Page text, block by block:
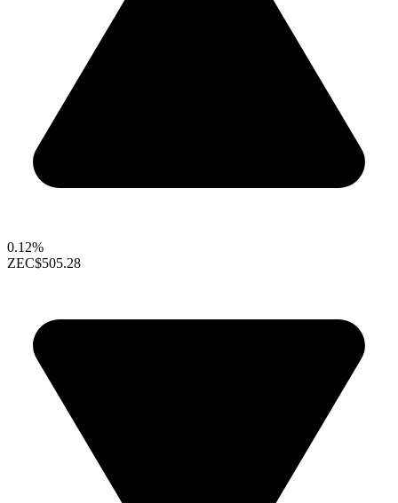
0.12%
ZEC$505.28